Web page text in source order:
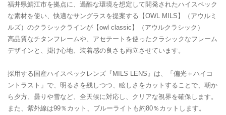
福井県鯖江市を拠点に、過酷な環境を想定して開発されたハイスペック
な素材を使い、快適なサングラスを提案する【OWL MILS】（アウルミ
ルズ）のクラシックラインが【owl classic】（アウルクラシック）
高品質なチタンフレームや、アセテートを使ったクラシックなフレーム
デザインと、掛け心地、装着感の良さも両立させています。
採用する国産ハイスペックレンズ『MILS LENS』は、「偏光＋ハイコ
ントラスト」で、明るさを残しつつ、眩しさをカットすることで、朝か
ら夕方、曇りや雪など、全天候に対応し、クリアな視界を確保します。
また、紫外線は99％カット、ブルーライトも約80％カットします。